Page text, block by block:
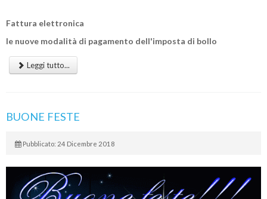
Fattura elettronica
le nuove modalità di pagamento dell'imposta di bollo
Leggi tutto...
BUONE FESTE
Pubblicato: 24 Dicembre 2018